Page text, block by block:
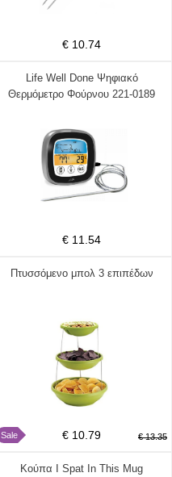
€ 10.74
Life Well Done Ψηφιακό
Θερμόμετρο Φούρνου 221-0189
€ 11.54
Πτυσσόμενο μπολ 3 επιπέδων
€ 10.79 € 13.35
Sale
Κούπα I Spat In This Mug